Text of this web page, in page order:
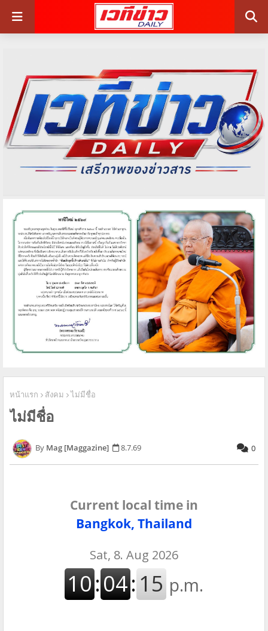
หน้าแรก สังคม ไม่มีชื่อ
ไม่มีชื่อ
Mag [Maggazine] 8.7.69 0
Current local time in
Bangkok, Thailand